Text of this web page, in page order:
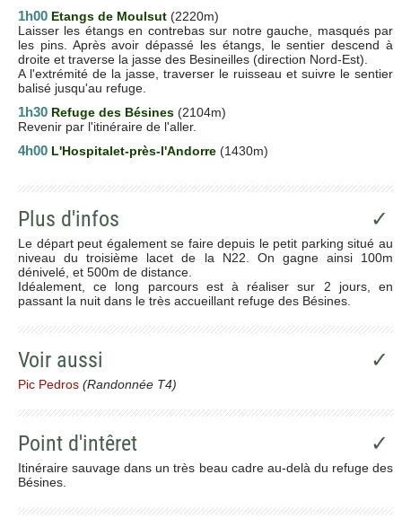
1h00 Etangs de Moulsut (2220m)
Laisser les étangs en contrebas sur notre gauche, masqués par
les pins. Après avoir dépassé les étangs, le sentier descend à
droite et traverse la jasse des Besineilles (direction Nord-Est).
A l'extrémité de la jasse, traverser le ruisseau et suivre le sentier
balisé jusqu'au refuge.
1h30 Refuge des Bésines (2104m)
Revenir par l'itinéraire de l'aller.
4h00 L'Hospitalet-près-l'Andorre (1430m)
Plus d'infos ✓
Le départ peut également se faire depuis le petit parking situé au
niveau du troisième lacet de la N22. On gagne ainsi 100m
dénivelé, et 500m de distance.
Idéalement, ce long parcours est à réaliser sur 2 jours, en
passant la nuit dans le très accueillant refuge des Bésines.
Voir aussi ✓
Pic Pedros (Randonnée T4)
Point d'intêret ✓
Itinéraire sauvage dans un très beau cadre au-delà du refuge des
Bésines.